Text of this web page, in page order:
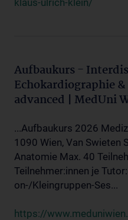
klaus-ulrich-klein/
Aufbaukurs -
Echokardiographie
advanced | MedUni
...Aufbaukurs 2026
1090 Wien, Van Swieten
Anatomie Max. 40
Teilnehmer:innen je
on-/Kleingruppen-Ses...
https://